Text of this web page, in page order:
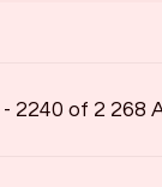
2240 of 2 268